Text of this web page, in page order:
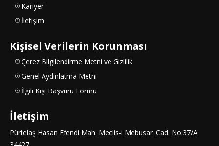
Kariyer
İletişim
Kişisel Verilerin Korunması
Çerez Bilgilendirme Metni ve Gizlilik
Genel Aydınlatma Metni
İlgili Kişi Başvuru Formu
İletişim
Pürtelaş Hasan Efendi Mah. Meclis-i Mebusan Cad. No:37/A